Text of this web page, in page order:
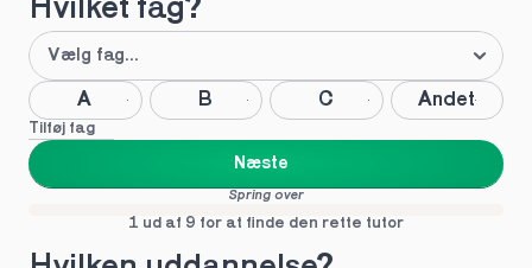
Hvilket fag?
A B C Andet
Tilføj fag
Næste
Spring over
1 ud af 9 for at finde den rette tutor